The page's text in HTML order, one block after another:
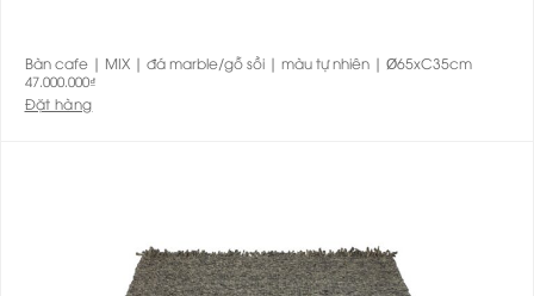
Bàn cafe | MIX | đá marble/gỗ sồi | màu tự nhiên | Ø65xC35cm
47.000.000₫
Đặt hàng